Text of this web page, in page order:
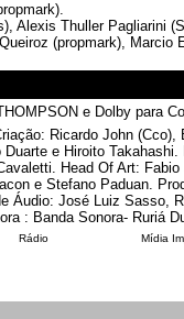
Alexis Thuller Pagliarini
(propmark),
e Dolby para
Ricardo John
Duarte e Hiroito
Head Of Art:
e Stefano Paduan.
Áudio: José Luiz Sasso,
: Banda Sonora- Ruriá
Rádio Mídia